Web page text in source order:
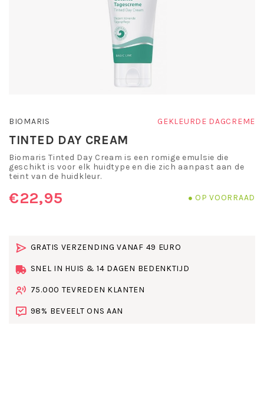
BIOMARIS GEKLEURDE DAGCREME
TINTED DAY CREAM
Biomaris Tinted Day Cream is een romige emulsie die
geschikt is voor elk huidtype en die zich aanpast aan de
teint van de huidkleur.
€22,95 OP VOORRAAD
GRATIS VERZENDING VANAF 49 EURO
SNEL IN HUIS & 14 DAGEN BEDENKTIJD
75.000 TEVREDEN KLANTEN
98% BEVEELT ONS AAN